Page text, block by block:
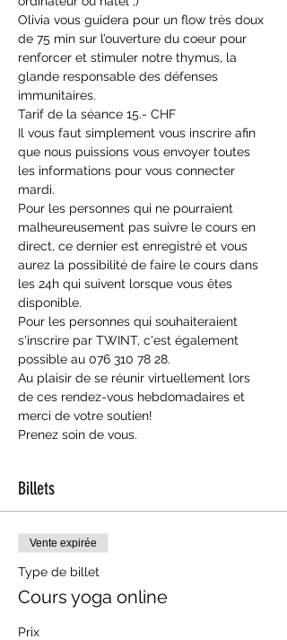
Olivia vous guidera pour un flow très doux
de 75 min sur l’ouverture du coeur pour
renforcer et stimuler notre thymus, la
glande responsable des défenses
immunitaires.
Tarif de la séance 15.- CHF
Il vous faut simplement vous inscrire afin
que nous puissions vous envoyer toutes
les informations pour vous connecter
mardi.
Pour les personnes qui ne pourraient
malheureusement pas suivre le cours en
direct, ce dernier est enregistré et vous
aurez la possibilité de faire le cours dans
les 24h qui suivent lorsque vous êtes
disponible.
Pour les personnes qui souhaiteraient
s'inscrire par TWINT, c'est également
possible au 076 310 78 28.
Au plaisir de se réunir virtuellement lors
de ces rendez-vous hebdomadaires et
merci de votre soutien!
Prenez soin de vous.
Billets
Vente expirée
Type de billet
Cours yoga online
Prix